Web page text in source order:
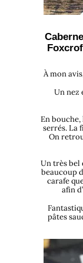
À mon
Un nez
En
serrés. La
On
Un très bel
beaucoup
carafe
afin
pâtes